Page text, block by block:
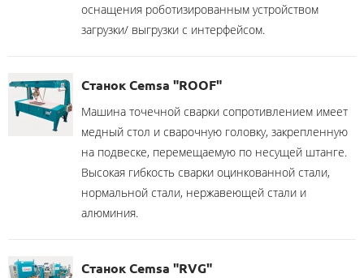
оснащения роботизированным устройством
загрузки/ выгрузки с интерфейсом.
Станок Cemsa "ROOF"
Машина точечной сварки сопротивлением имеет
медный стол и сварочную головку, закрепленную
на подвеске, перемещаемую по несущей штанге.
Высокая гибкость сварки оцинкованной стали,
нормальной стали, нержавеющей стали и
алюминия.
Станок Cemsa "RVG"